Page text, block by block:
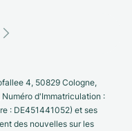
4, 50829 Cologne,
d'Immatriculation :
: DE451441052) et ses
des nouvelles sur les